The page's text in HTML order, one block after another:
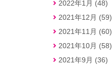
2022年1月 (48)
2021年12月 (59)
2021年11月 (60)
2021年10月 (58)
2021年9月 (36)